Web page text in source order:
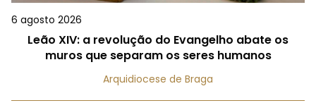
6 agosto 2026
Leão XIV: a revolução do Evangelho abate os
muros que separam os seres humanos
Arquidiocese de Braga